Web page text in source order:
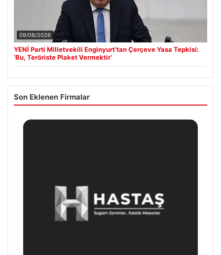
09/08/2026
YENİ Parti Milletvekili Enginyurt’tan Çerçeve Yasa Tepkisi:
‘Bu, Teröriste Plaket Vermektir’
Son Eklenen Firmalar